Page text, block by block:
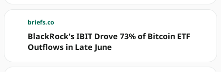
briefs.co
BlackRock's IBIT Drove 73% of Bitcoin ETF
Outflows in Late June